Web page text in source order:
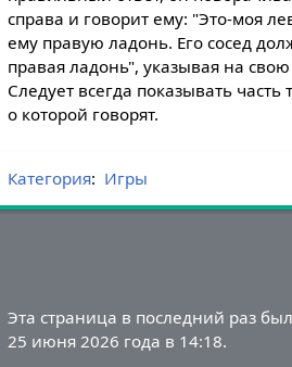
справа и говорит ему: "Это-моя
ему правую ладонь. Его сосед
правая ладонь", указывая на
Следует всегда показывать часть
о которой говорят.
Категория: Игры
Эта страница в последний раз
25 июня 2026 года в 14:18.